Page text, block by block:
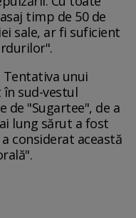
timp de 50 de
sale, ar fi suficient
Tentativa unui
sud-vestul
de "Sugartee", de a
lung sărut a fost
considerat această